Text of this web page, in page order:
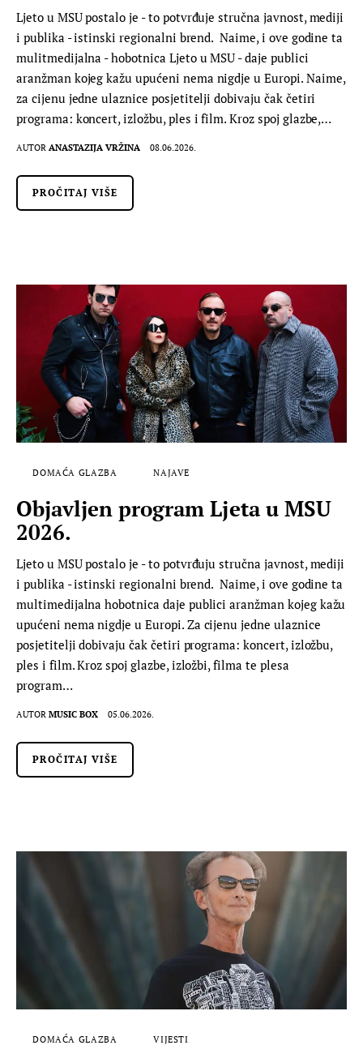
Ljeto u MSU postalo je - to potvrđuje stručna javnost, mediji
i publika - istinski regionalni brend. Naime, i ove godine ta
mulitmedijalna - hobotnica Ljeto u MSU - daje publici
aranžman kojeg kažu upućeni nema nigdje u Europi. Naime,
za cijenu jedne ulaznice posjetitelji dobivaju čak četiri
programa: koncert, izložbu, ples i film. Kroz spoj glazbe,…
AUTOR ANASTAZIJA VRŽINA 08.06.2026.
PROČITAJ VIŠE
DOMAĆA GLAZBA NAJAVE
Objavljen program Ljeta u MSU
2026.
Ljeto u MSU postalo je - to potvrđuju stručna javnost, mediji
i publika - istinski regionalni brend. Naime, i ove godine ta
multimedijalna hobotnica daje publici aranžman kojeg kažu
upućeni nema nigdje u Europi. Za cijenu jedne ulaznice
posjetitelji dobivaju čak četiri programa: koncert, izložbu,
ples i film. Kroz spoj glazbe, izložbi, filma te plesa
program…
AUTOR MUSIC BOX 05.06.2026.
PROČITAJ VIŠE
DOMAĆA GLAZBA VIJESTI